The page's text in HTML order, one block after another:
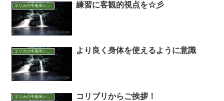
エリカの中南米いまむかし 練習に客観的視点を☆彡
エリカの中南米いまむかし より良く身体を使えるように意識
エリカの中南米いまむかし コリブリからご挨拶！